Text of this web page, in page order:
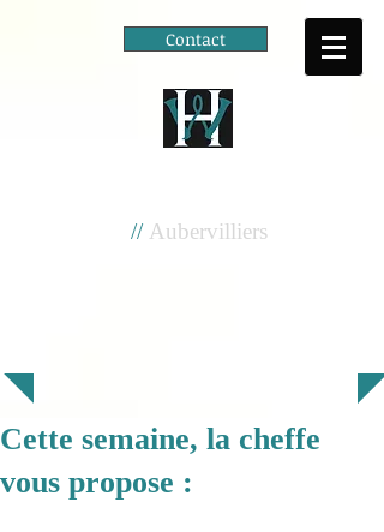
Contact
//Aubervilliers
Cette semaine, la cheffe
vous propose :